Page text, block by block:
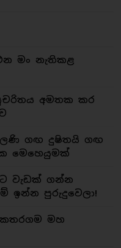
මං නැතිකළ
අමතක කර
ගඟ දුෂිතයි ගඟ
මෙහෙයුමක්
වැඩක් ගන්න
ඉන්න පුරුදුවෙලා!
මහ